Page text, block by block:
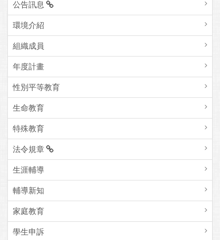
公告訊息
環境介紹
組織成員
年度計畫
性別平等教育
生命教育
特殊教育
法令規章
生涯輔導
輔導新知
家庭教育
學生申訴